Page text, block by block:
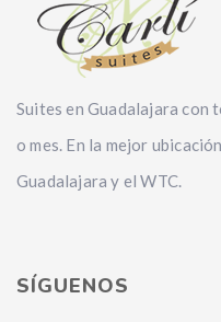
Suites en Guadalajara con
o mes. En la mejor
Guadalajara y el WTC.
SÍGUENOS